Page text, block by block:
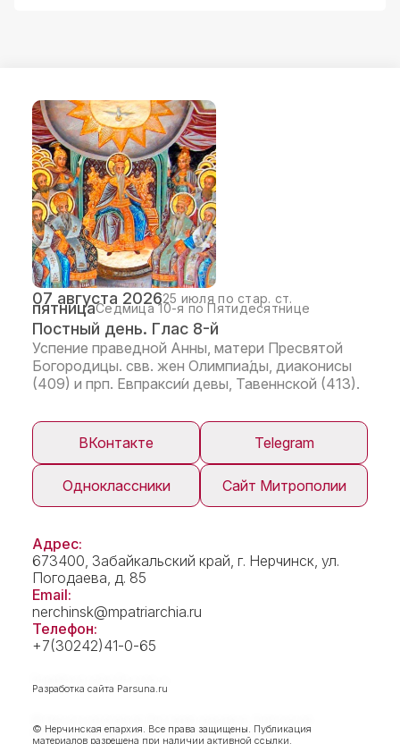
07 августа 202625 июля по стар. ст.
пятницаСедмица 10-я по Пятидесятнице
Постный день. Глас 8-й
Успение праведной Анны, матери Пресвятой
Богородицы. свв. жен Олимпиа́ды, диаконисы
(409) и прп. Евпракси́и девы, Тавеннской (413).
ВКонтакте Telegram
Одноклассники Сайт Митрополии
Адрес:
673400, Забайкальский край, г. Нерчинск, ул.
Погодаева, д. 85
Email:
nerchinsk@mpatriarchia.ru
Телефон:
+7(30242)41-0-65
Разработка сайта Parsuna.ru
© Нерчинская епархия. Все права защищены. Публикация
материалов разрешена при наличии активной ссылки.